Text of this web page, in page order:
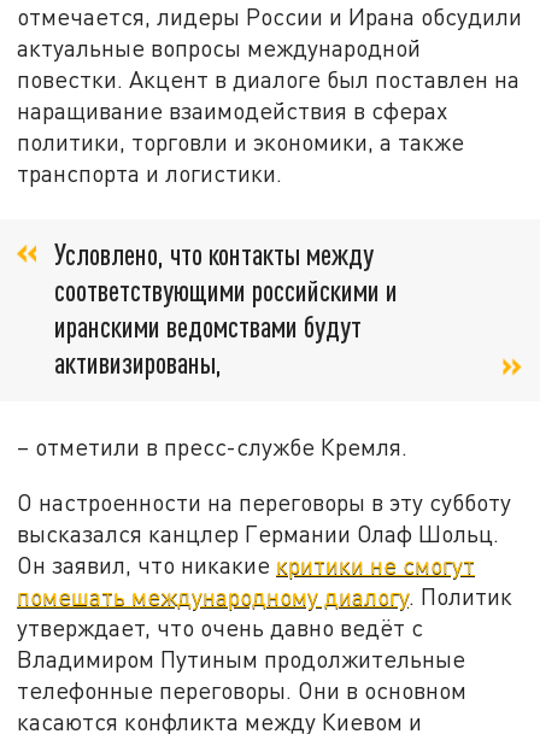
отмечается, лидеры России и Ирана обсудили
актуальные вопросы международной
повестки. Акцент в диалоге был поставлен на
наращивание взаимодействия в сферах
политики, торговли и экономики, а также
транспорта и логистики.
Условлено, что контакты между
соответствующими российскими и
иранскими ведомствами будут
активизированы,
– отметили в пресс-службе Кремля.
О настроенности на переговоры в эту субботу
высказался канцлер Германии Олаф Шольц.
Он заявил, что никакие критики не смогут
помешать международному диалогу. Политик
утверждает, что очень давно ведёт с
Владимиром Путиным продолжительные
телефонные переговоры. Они в основном
касаются конфликта между Киевом и